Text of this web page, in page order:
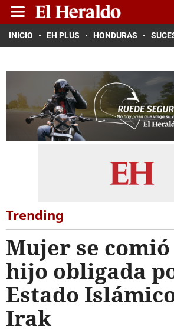
INICIO EH PLUS HONDURAS
Trending
Mujer se comió
hijo obligada
Estado
Irak